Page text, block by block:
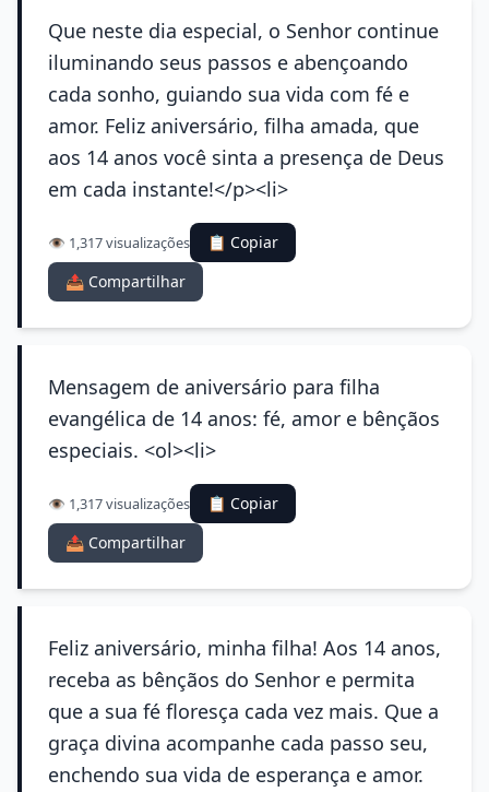
Que neste dia especial, o Senhor continue
iluminando seus passos e abençoando
cada sonho, guiando sua vida com fé e
amor. Feliz aniversário, filha amada, que
aos 14 anos você sinta a presença de Deus
em cada instante!</p><li>
👁️ 1,317 visualizações
📋 Copiar
📤 Compartilhar
Mensagem de aniversário para filha
evangélica de 14 anos: fé, amor e bênçãos
especiais. <ol><li>
👁️ 1,317 visualizações
📋 Copiar
📤 Compartilhar
Feliz aniversário, minha filha! Aos 14 anos,
receba as bênçãos do Senhor e permita
que a sua fé floresça cada vez mais. Que a
graça divina acompanhe cada passo seu,
enchendo sua vida de esperança e amor.